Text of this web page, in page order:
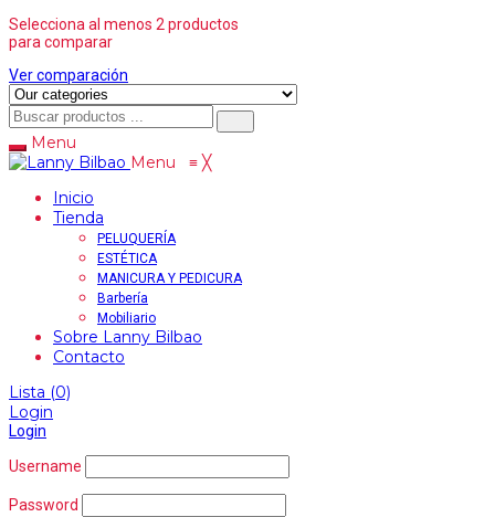
Selecciona al menos 2 productos
para comparar
Ver comparación
Menu
Menu ≡ ╳
Inicio
Tienda
PELUQUERÍA
ESTÉTICA
MANICURA Y PEDICURA
Barbería
Mobiliario
Sobre Lanny Bilbao
Contacto
Lista (0)
Login
Login
Username
Password